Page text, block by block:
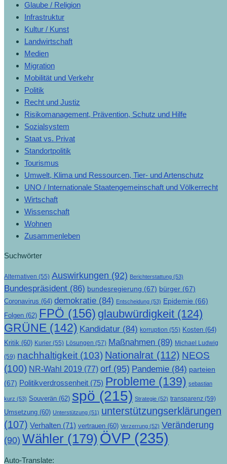
Glaube / Religion
Infrastruktur
Kultur / Kunst
Landwirtschaft
Medien
Migration
Mobilität und Verkehr
Politik
Recht und Justiz
Risikomanagement, Prävention, Schutz und Hilfe
Sozialsystem
Staat vs. Privat
Standortpolitik
Tourismus
Umwelt, Klima und Ressourcen, Tier- und Artenschutz
UNO / Internationale Staatengemeinschaft und Völkerrecht
Wirtschaft
Wissenschaft
Wohnen
Zusammenleben
Suchwörter
Alternativen (55) Auswirkungen (92) Berichterstattung (53)
Bundespräsident (86) bundesregierung (67) bürger (67)
Coronavirus (64) demokratie (84) Entscheidung (53) Epidemie (66)
Folgen (62) FPÖ (156) glaubwürdigkeit (124)
GRÜNE (142) Kandidatur (84) korruption (55) Kosten (64)
Kritik (60) Kurier (55) Lösungen (57) Maßnahmen (89) Michael Ludwig
(59) nachhaltigkeit (103) Nationalrat (112) NEOS
(100) NR-Wahl 2019 (77) orf (95) Pandemie (84) parteien
(67) Politikverdrossenheit (75) Probleme (139) sebastian
kurz (53) Souverän (62) spö (215) Strategie (52) transparenz (59)
Umsetzung (60) Unterstützung (51) unterstützungserklärungen
(107) Verhalten (71) vertrauen (60) Verzerrung (52) Veränderung
(90) Wähler (179) ÖVP (235)
Auto-Translate: